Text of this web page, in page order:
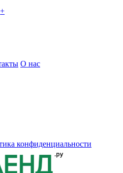
+
О нас
конфиденциальности